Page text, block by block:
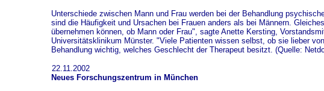
Unterschiede zwischen Mann und Frau werden bei der Behandlung
sind die Häufigkeit und Ursachen bei Frauen anders als bei Männern.
übernehmen können, ob Mann oder Frau", sagte Anette Kersting,
Universitätsklinikum Münster. "Viele Patienten wissen selbst, ob sie lieber
Behandlung wichtig, welches Geschlecht der Therapeut besitzt. (Quelle:
22.11.2002
Neues Forschungszentrum in München